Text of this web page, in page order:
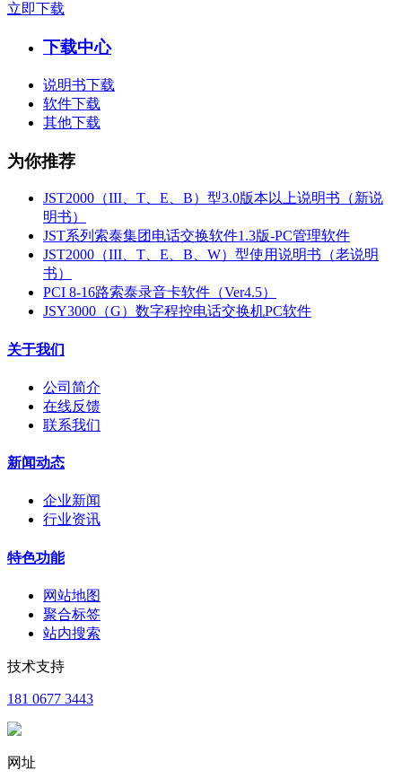
立即下载
下载中心
说明书下载
软件下载
其他下载
为你推荐
JST2000（III、T、E、B）型3.0版本以上说明书（新说
明书）
JST系列索泰集团电话交换软件1.3版-PC管理软件
JST2000（III、T、E、B、W）型使用说明书（老说明
书）
PCI 8-16路索泰录音卡软件（Ver4.5）
JSY3000（G）数字程控电话交换机PC软件
关于我们
公司简介
在线反馈
联系我们
新闻动态
企业新闻
行业资讯
特色功能
网站地图
聚合标签
站内搜索
技术支持
181 0677 3443
网址